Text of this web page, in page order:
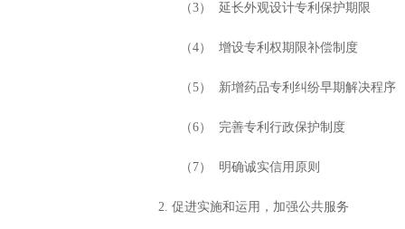
（3） 延长外观设计专利保护期限
（4） 增设专利权期限补偿制度
（5） 新增药品专利纠纷早期解决程序
（6） 完善专利行政保护制度
（7） 明确诚实信用原则
2. 促进实施和运用，加强公共服务